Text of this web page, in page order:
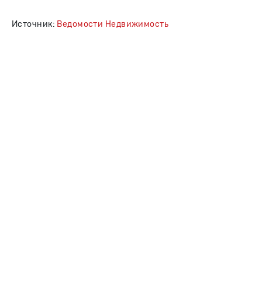
Источник: Ведомости Недвижимость